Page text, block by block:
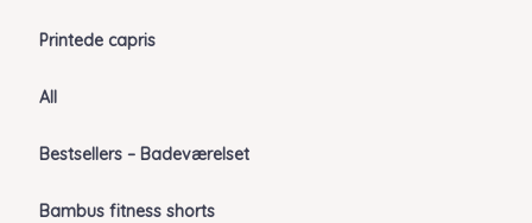
Printede capris
All
Bestsellers – Badeværelset
Bambus fitness shorts